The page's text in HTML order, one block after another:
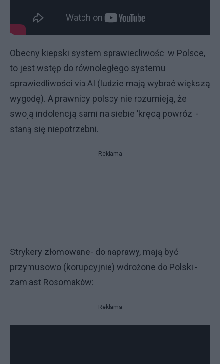
Obecny kiepski system sprawiedliwości w Polsce,
to jest wstęp do równoległego systemu
sprawiedliwości via AI (ludzie mają wybrać większą
wygodę). A prawnicy polscy nie rozumieją, że
swoją indolencją sami na siebie 'kręcą powróz' -
staną się niepotrzebni.
Reklama
Strykery złomowane- do naprawy, mają być
przymusowo (korupcyjnie) wdrożone do Polski -
zamiast Rosomaków:
Reklama